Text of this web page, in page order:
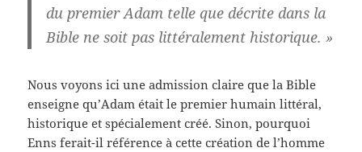
du premier Adam telle que décrite dans la
Bible ne soit pas littéralement historique. »
Nous voyons ici une admission claire que la Bible
enseigne qu’Adam était le premier humain littéral,
historique et spécialement créé. Sinon, pourquoi
Enns ferait-il référence à cette création de l’homme